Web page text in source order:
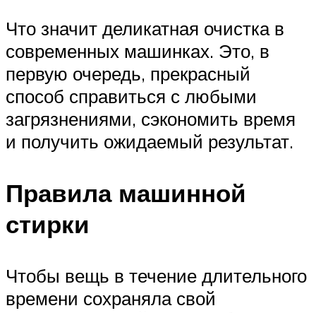
Что значит деликатная очистка в
современных машинках. Это, в
первую очередь, прекрасный
способ справиться с любыми
загрязнениями, сэкономить время
и получить ожидаемый результат.
Правила машинной
стирки
Чтобы вещь в течение длительного
времени сохраняла свой